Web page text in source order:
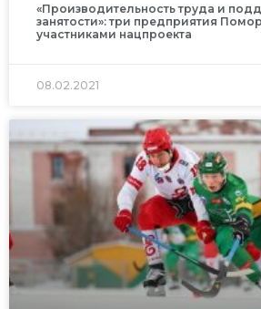
«Производительность труда и
занятости»: три предприятия
участниками нацпроекта
08.02.2021